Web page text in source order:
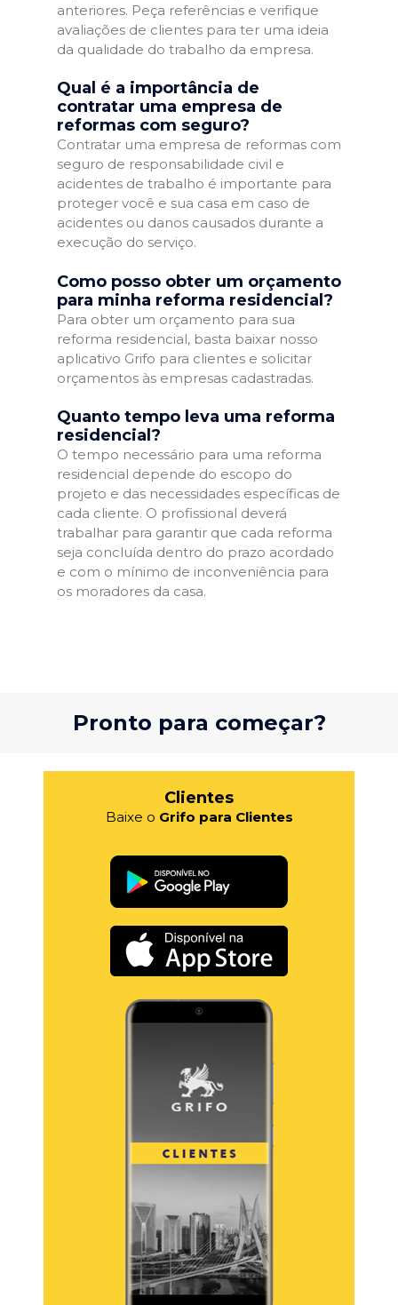
anteriores. Peça referências e verifique
avaliações de clientes para ter uma ideia
da qualidade do trabalho da empresa.
Qual é a importância de
contratar uma empresa de
reformas com seguro?
Contratar uma empresa de reformas com
seguro de responsabilidade civil e
acidentes de trabalho é importante para
proteger você e sua casa em caso de
acidentes ou danos causados durante a
execução do serviço.
Como posso obter um orçamento
para minha reforma residencial?
Para obter um orçamento para sua
reforma residencial, basta baixar nosso
aplicativo Grifo para clientes e solicitar
orçamentos às empresas cadastradas.
Quanto tempo leva uma reforma
residencial?
O tempo necessário para uma reforma
residencial depende do escopo do
projeto e das necessidades específicas de
cada cliente. O profissional deverá
trabalhar para garantir que cada reforma
seja concluída dentro do prazo acordado
e com o mínimo de inconveniência para
os moradores da casa.
Pronto para começar?
Clientes
Baixe o Grifo para Clientes